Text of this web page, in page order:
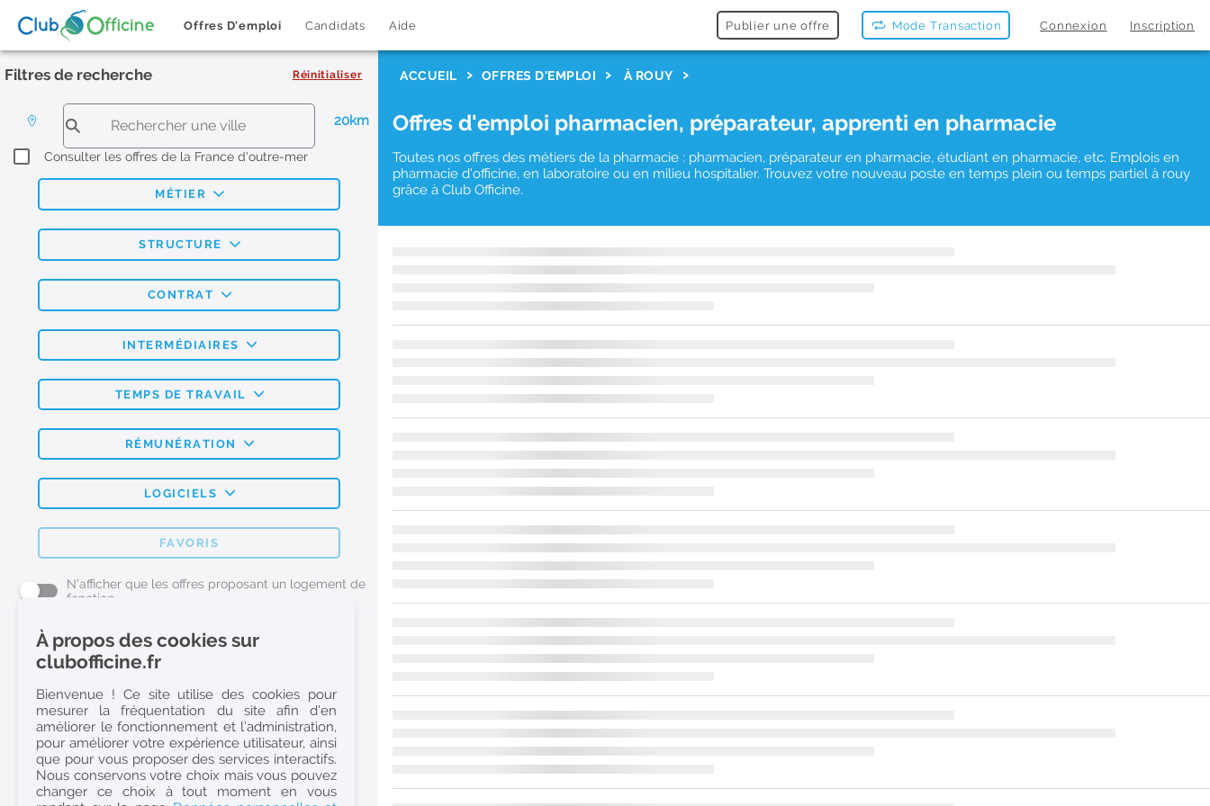
Offres D'emploi Candidats Aide Publier une offre Mode Transaction Connexion Inscription
Filtres de recherche Réinitialiser
20km
Consulter les offres de la France d'outre-mer
MÉTIER
STRUCTURE
CONTRAT
INTERMÉDIAIRES
TEMPS DE TRAVAIL
RÉMUNÉRATION
LOGICIELS
FAVORIS
N'afficher que les offres proposant un logement de
fonction
L'emploi Pharmacie par métier
Pharmacien (H/F)
Préparateur en Pharmacie (H/F)
Etudiant en Pharmacie (H/F)
Etudiant en Pharmacie 6e année validée (H/F)
Conseiller Dermo Cosmetique - Esthéticienne (H/F)
ACCUEIL OFFRES D'EMPLOI À ROUY
Offres d'emploi pharmacien, préparateur, apprenti en pharmacie
Toutes nos offres des métiers de la pharmacie : pharmacien, préparateur en pharmacie, étudiant en pharmacie, etc. Emplois en
pharmacie d'officine, en laboratoire ou en milieu hospitalier. Trouvez votre nouveau poste en temps plein ou temps partiel à rouy
grâce à Club Officine.
À propos des cookies sur
clubofficine.fr
Bienvenue ! Ce site utilise des cookies pour
mesurer la fréquentation du site afin d’en
améliorer le fonctionnement et l’administration,
pour améliorer votre expérience utilisateur, ainsi
que pour vous proposer des services interactifs.
Nous conservons votre choix mais vous pouvez
changer ce choix à tout moment en vous